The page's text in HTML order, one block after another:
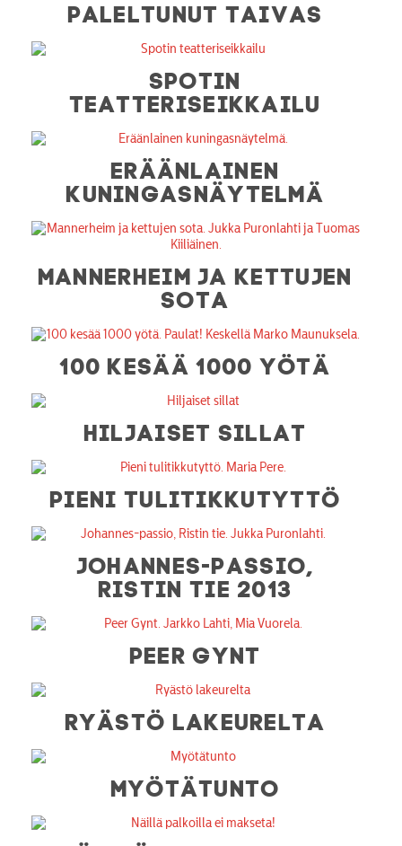
PALELTUNUT TAIVAS
SPOTIN
TEATTERISEIKKAILU
ERÄÄNLAINEN
KUNINGASNÄYTELMÄ
MANNERHEIM JA KETTUJEN
SOTA
100 KESÄÄ 1000 YÖTÄ
HILJAISET SILLAT
PIENI TULITIKKUTYTTÖ
JOHANNES-PASSIO,
RISTIN TIE 2013
PEER GYNT
RYÄSTÖ LAKEURELTA
MYÖTÄTUNTO